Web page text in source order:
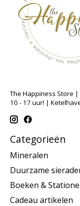
The Happiness Store
10 - 17 uur! |
Categorieën
Mineralen
Duurzame
Boeken &
Cadeau artikelen